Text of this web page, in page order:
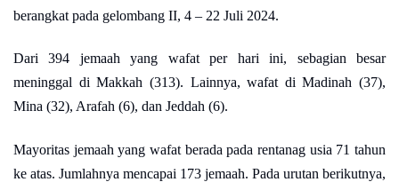
berangkat pada gelombang II, 4 – 22 Juli 2024.
Dari 394 jemaah yang wafat per hari ini, sebagian besar
meninggal di Makkah (313). Lainnya, wafat di Madinah (37),
Mina (32), Arafah (6), dan Jeddah (6).
Mayoritas jemaah yang wafat berada pada rentanag usia 71 tahun
ke atas. Jumlahnya mencapai 173 jemaah. Pada urutan berikutnya,